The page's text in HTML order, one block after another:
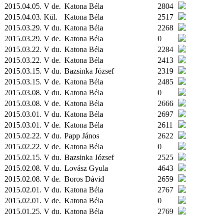
2015.04.05. V de. Katona Béla
2804
2015.04.03. Kül. Katona Béla
2517
2015.03.29. V du. Katona Béla
2268
2015.03.29. V de. Katona Béla
0
2015.03.22. V du. Katona Béla
2284
2015.03.22. V de. Katona Béla
2413
2015.03.15. V du. Bazsinka József
2319
2015.03.15. V de. Katona Béla
2485
2015.03.08. V du. Katona Béla
0
2015.03.08. V de. Katona Béla
2666
2015.03.01. V du. Katona Béla
2697
2015.03.01. V de. Katona Béla
2611
2015.02.22. V du. Papp János
2622
2015.02.22. V de. Katona Béla
0
2015.02.15. V du. Bazsinka József
2525
2015.02.08. V du. Lovász Gyula
4643
2015.02.08. V de. Boros Dávid
2659
2015.02.01. V du. Katona Béla
2767
2015.02.01. V de. Katona Béla
0
2015.01.25. V du. Katona Béla
2769